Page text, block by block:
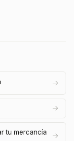
tu mercancía